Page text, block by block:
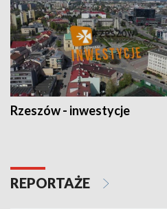
Rzeszów - inwestycje
REPORTAŻE